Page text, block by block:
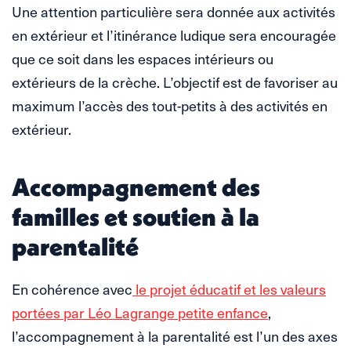
Une attention particulière sera donnée aux activités
en extérieur et l’itinérance ludique sera encouragée
que ce soit dans les espaces intérieurs ou
extérieurs de la crèche. L’objectif est de favoriser au
maximum l’accès des tout-petits à des activités en
extérieur.
Accompagnement des
familles et soutien à la
parentalité
En cohérence avec le projet éducatif et les valeurs
portées par Léo Lagrange petite enfance,
l’accompagnement à la parentalité est l’un des axes